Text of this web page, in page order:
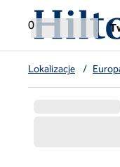
Przejdź do treści
0
Lokalizacje /